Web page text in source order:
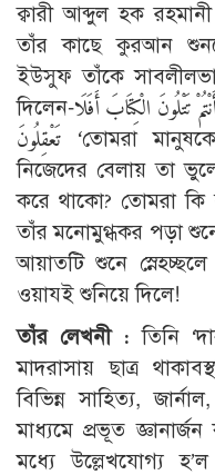
ক্বারী আব্দুল হক
তাঁর কাছে কুরআন
ইউসুফ তাঁকে
দিলেন-أَتَأْمُرُونَ النَّاسَ بِالْبِرِّ وَتَنْسَوْنَ أَنْفُسَكُمْ وَأَنْتُمْ تَتْلُونَ الْكِتَابَ أَفَلَا
تَعْقِلُونَ ‘তোমরা মানুষকে সৎকাজের আদেশ দাও, আর
নিজেদের বেলায় তা
করে থাকো? তোমরা কি
তাঁর মনোমুগ্ধকর পড়া
আয়াতটি শুনে
ওয়াযই শুনিয়ে দিলে!
তাঁর লেখনী : তিনি
মাদরাসায় ছাত্র
বিভিন্ন সাহিত্য,
মাধ্যমে প্রভূত
মধ্যে উল্লেখযোগ্য হ’ল